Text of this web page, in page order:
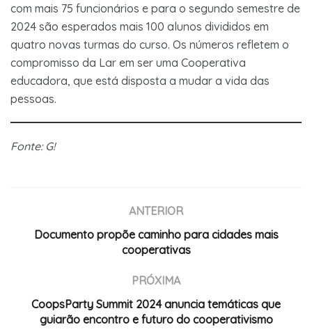
com mais 75 funcionários e para o segundo semestre de
2024 são esperados mais 100 alunos divididos em
quatro novas turmas do curso. Os números refletem o
compromisso da Lar em ser uma Cooperativa
educadora, que está disposta a mudar a vida das
pessoas.
Fonte: G!
ANTERIOR
Documento propõe caminho para cidades mais
cooperativas
PRÓXIMA
CoopsParty Summit 2024 anuncia temáticas que
guiarão encontro e futuro do cooperativismo